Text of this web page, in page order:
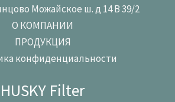
Можайское ш. д 14 В 39/2
О КОМПАНИИ
ПРОДУКЦИЯ
конфиденциальности
HUSKY Filter